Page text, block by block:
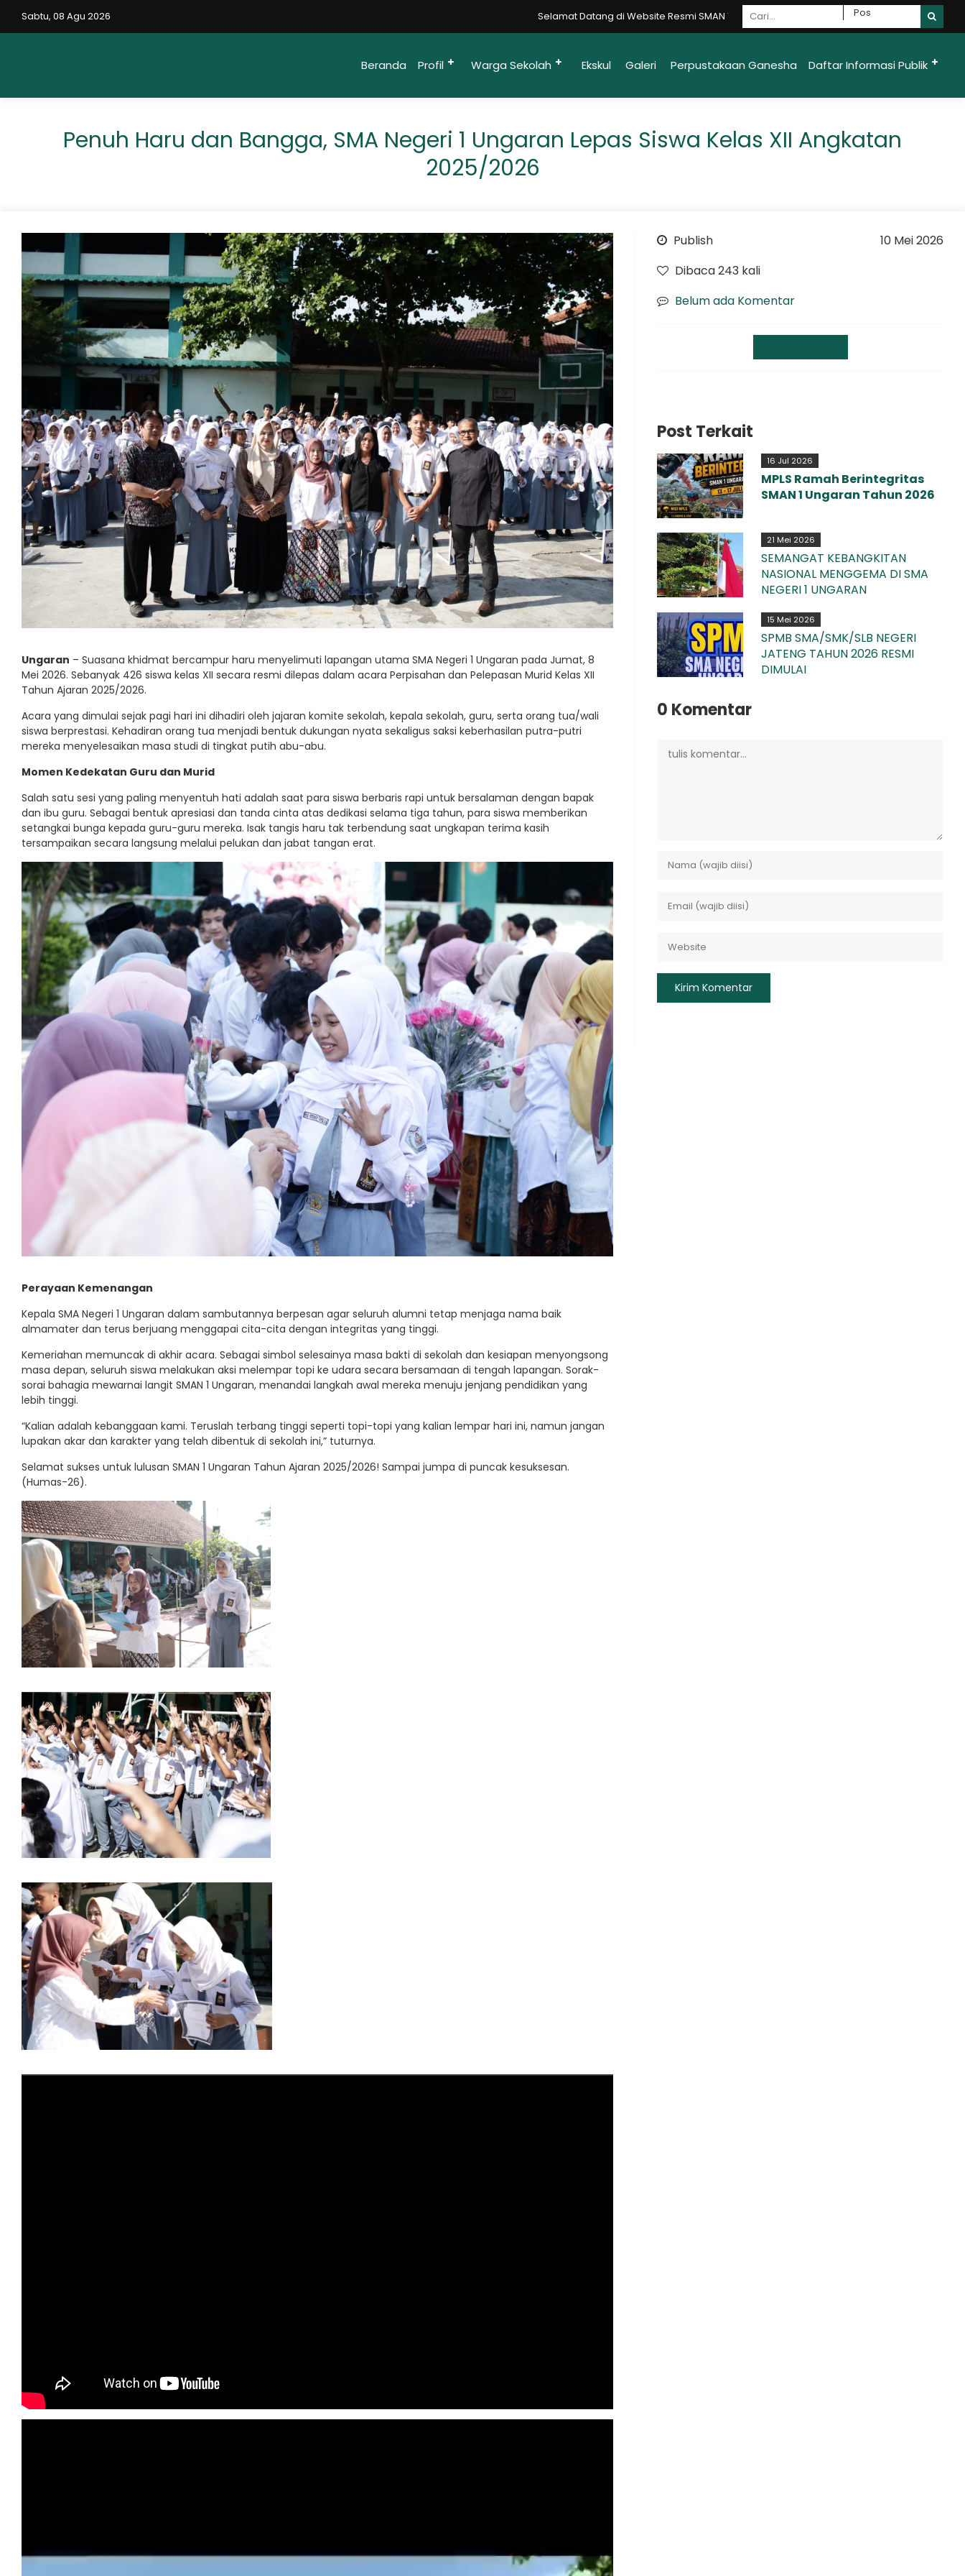
Sabtu, 08 Agu 2026 Selamat Datang di Website Resmi SMAN 1 Ungaran Moncer {Mandiri - Optimis - Nasionalis - Cakap -
Beranda Profil Warga Sekolah Ekskul Galeri Perpustakaan Ganesha Daftar Informasi Publik
Penuh Haru dan Bangga, SMA Negeri 1 Ungaran Lepas Siswa Kelas XII Angkatan
2025/2026
Ungaran – Suasana khidmat bercampur haru menyelimuti lapangan utama SMA Negeri 1 Ungaran pada Jumat, 8
Mei 2026. Sebanyak 426 siswa kelas XII secara resmi dilepas dalam acara Perpisahan dan Pelepasan Murid Kelas XII
Tahun Ajaran 2025/2026.
Acara yang dimulai sejak pagi hari ini dihadiri oleh jajaran komite sekolah, kepala sekolah, guru, serta orang tua/wali
siswa berprestasi. Kehadiran orang tua menjadi bentuk dukungan nyata sekaligus saksi keberhasilan putra-putri
mereka menyelesaikan masa studi di tingkat putih abu-abu.
Momen Kedekatan Guru dan Murid
Salah satu sesi yang paling menyentuh hati adalah saat para siswa berbaris rapi untuk bersalaman dengan bapak
dan ibu guru. Sebagai bentuk apresiasi dan tanda cinta atas dedikasi selama tiga tahun, para siswa memberikan
setangkai bunga kepada guru-guru mereka. Isak tangis haru tak terbendung saat ungkapan terima kasih
tersampaikan secara langsung melalui pelukan dan jabat tangan erat.
Perayaan Kemenangan
Kepala SMA Negeri 1 Ungaran dalam sambutannya berpesan agar seluruh alumni tetap menjaga nama baik
almamater dan terus berjuang menggapai cita-cita dengan integritas yang tinggi.
Kemeriahan memuncak di akhir acara. Sebagai simbol selesainya masa bakti di sekolah dan kesiapan menyongsong
masa depan, seluruh siswa melakukan aksi melempar topi ke udara secara bersamaan di tengah lapangan. Sorak-
sorai bahagia mewarnai langit SMAN 1 Ungaran, menandai langkah awal mereka menuju jenjang pendidikan yang
lebih tinggi.
“Kalian adalah kebanggaan kami. Teruslah terbang tinggi seperti topi-topi yang kalian lempar hari ini, namun jangan
lupakan akar dan karakter yang telah dibentuk di sekolah ini,” tuturnya.
Selamat sukses untuk lulusan SMAN 1 Ungaran Tahun Ajaran 2025/2026! Sampai jumpa di puncak kesuksesan.
(Humas-26).
Publish
10 Mei 2026
Dibaca 243 kali
Belum ada Komentar
Post Terkait
16 Jul 2026
MPLS Ramah Berintegritas
SMAN 1 Ungaran Tahun 2026
21 Mei 2026
SEMANGAT KEBANGKITAN
NASIONAL MENGGEMA DI SMA
NEGERI 1 UNGARAN
15 Mei 2026
SPMB SMA/SMK/SLB NEGERI
JATENG TAHUN 2026 RESMI
DIMULAI
0 Komentar